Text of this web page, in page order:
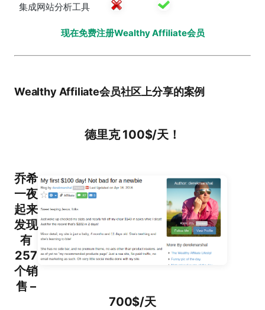
集成网站分析工具
现在免费注册Wealthy Affiliate会员
Wealthy Affiliate会员社区上分享的案例
德里克 100$/天！
乔希
一夜
起来
发现
有
257
个销
售 –
700$/天